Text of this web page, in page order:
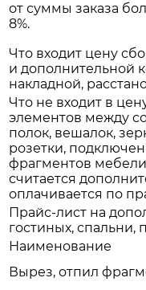
от суммы заказа
8%.
Что входит цену
и дополнительной
накладной,
Что не входит в
элементов между
полок, вешалок,
розетки,
фрагментов
считается
оплачивается по
Прайс-лист на
гостиных, спальни,
Наименование
Вырез, отпил